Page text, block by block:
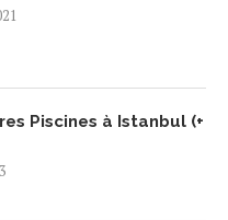
Piscines à Istanbul (+